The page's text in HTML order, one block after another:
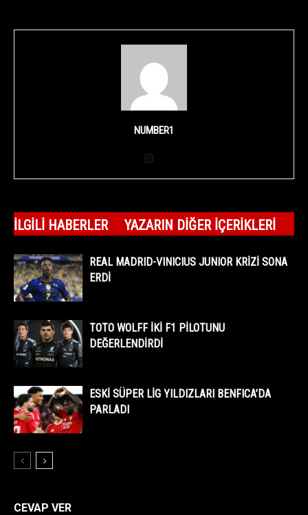
NUMBER1
İLGILI HABERLER YAZARIN DIĞER İÇERIKLERI
REAL MADRID-VINICIUS JUNIOR KRİZİ SONA
ERDİ
TOTO WOLFF İKİ F1 PİLOTUNU
DEĞERLENDİRDİ
ESKİ SÜPER LİG YILDIZLARI BENFICA’DA
PARLADI
CEVAP VER